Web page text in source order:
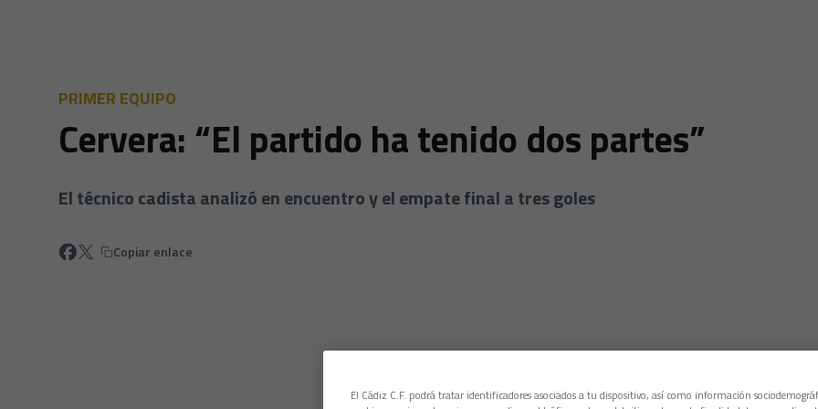
PRIMER EQUIPO
Cervera: “El partido ha tenido dos partes”
El técnico cadista analizó en encuentro y el empate final a tres goles
Copiar enlace
El Cádiz C.F. podrá tratar identificadores asociados a tu dispositivo, así como información